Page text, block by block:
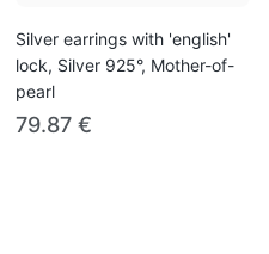
Silver earrings with 'english'
lock, Silver 925°, Mother-of-
pearl
79.87 €